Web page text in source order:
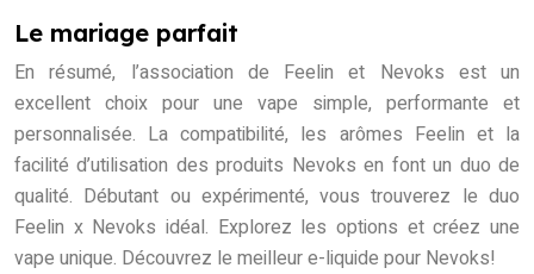
Le mariage parfait
En résumé, l’association de Feelin et Nevoks est un
excellent choix pour une vape simple, performante et
personnalisée. La compatibilité, les arômes Feelin et la
facilité d’utilisation des produits Nevoks en font un duo de
qualité. Débutant ou expérimenté, vous trouverez le duo
Feelin x Nevoks idéal. Explorez les options et créez une
vape unique. Découvrez le meilleur e-liquide pour Nevoks!